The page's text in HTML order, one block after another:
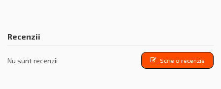
Recenzii
Nu sunt recenzii Scrie o recenzie